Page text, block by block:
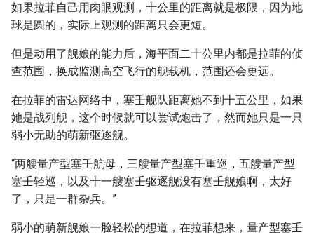
如果拉菲自己用肉眼观测，十公里的距离就是极限，因为地
球是圆的，实际上观测的距离只会更短。
但是动用了舰娘的能力后，海平面二十公里内都是拉菲的侦
查范围，换成监测高空飞行的舰载机，范围还会更远。
在拉菲的雷达网络中，塞壬舰队距离她不到十五公里，如果
她是战列舰，这个时候就可以尝试炮击了，然而她只是一只
弱小无助的萌新驱逐舰。
“两艘量产型塞壬航母，三艘量产型塞壬重巡，五艘量产型
塞壬轻巡，以及十一艘塞壬驱逐舰没有塞壬舰娘啊，太好
了，只是一群杂兵。”
弱小的萌新舰娘一脸轻松的想道，在拉菲想来，量产型塞壬